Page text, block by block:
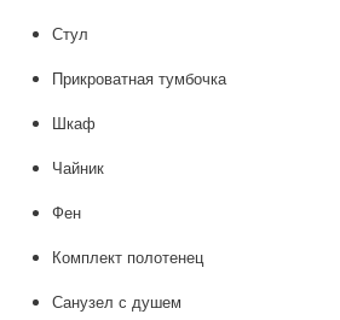
Стул
Прикроватная тумбочка
Шкаф
Чайник
Фен
Комплект полотенец
Санузел с душем